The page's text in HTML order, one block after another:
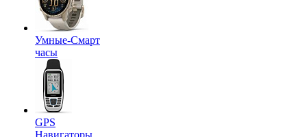
Умные-Смарт
часы
GPS
Навигаторы